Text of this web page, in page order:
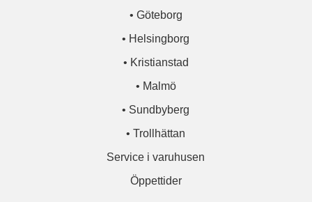
• Göteborg
• Helsingborg
• Kristianstad
• Malmö
• Sundbyberg
• Trollhättan
Service i varuhusen
Öppettider